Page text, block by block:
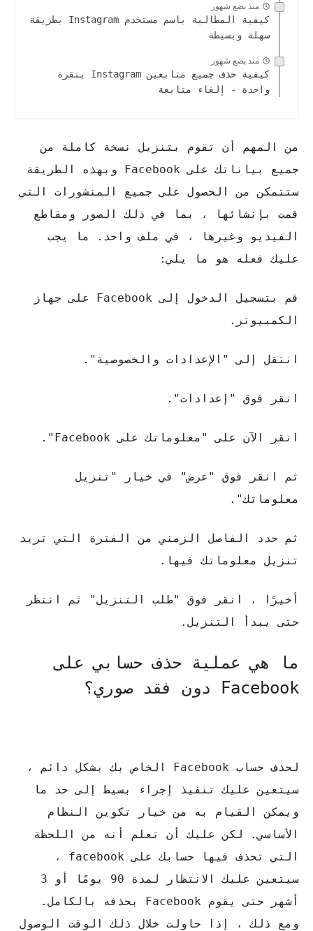
منذ بضع شهور
كيفية المطالبة باسم مستخدم Instagram بطريقة
سهلة وبسيطة
منذ بضع شهور
كيفية حذف جميع متابعين Instagram بنقرة
واحدة - إلغاء متابعة
من المهم أن تقوم بتنزيل نسخة كاملة من
جميع بياناتك على Facebook وبهذه الطريقة
ستتمكن من الحصول على جميع المنشورات التي
قمت بإنشائها ، بما في ذلك الصور ومقاطع
الفيديو وغيرها ، في ملف واحد. ما يجب
عليك فعله هو ما يلي:
قم بتسجيل الدخول إلى Facebook على جهاز
الكمبيوتر.
انتقل إلى "الإعدادات والخصوصية".
انقر فوق "إعدادات".
انقر الآن على "معلوماتك على Facebook".
ثم انقر فوق "عرض" في خيار "تنزيل
معلوماتك".
ثم حدد الفاصل الزمني من الفترة التي تريد
تنزيل معلوماتك فيها.
أخيرًا ، انقر فوق "طلب التنزيل" ثم انتظر
حتى يبدأ التنزيل.
ما هي عملية حذف حسابي على
Facebook دون فقد صوري؟
لحذف حساب Facebook الخاص بك بشكل دائم ،
سيتعين عليك تنفيذ إجراء بسيط إلى حد ما
ويمكن القيام به من خيار تكوين النظام
الأساسي. لكن عليك أن تعلم أنه من اللحظة
التي تحذف فيها حسابك على facebook ،
سيتعين عليك الانتظار لمدة 90 يومًا أو 3
أشهر حتى يقوم Facebook بحذفه بالكامل.
ومع ذلك ، إذا حاولت خلال ذلك الوقت الوصول